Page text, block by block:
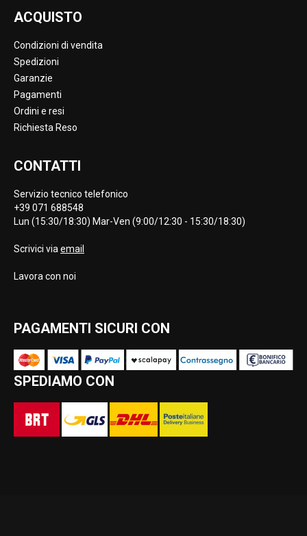
ACQUISTO
Condizioni di vendita
Spedizioni
Garanzie
Pagamenti
Ordini e resi
Richiesta Reso
CONTATTI
Servizio tecnico telefonico
+39 071 688548
Lun (15:30/18:30) Mar-Ven (9:00/12:30 - 15:30/18:30)
Scrivici via email
Lavora con noi
PAGAMENTI SICURI CON
SPEDIAMO CON